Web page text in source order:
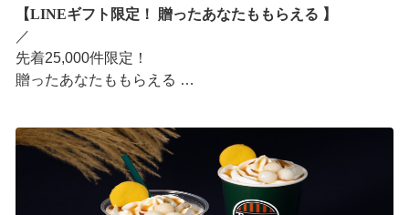
【LINEギフト限定！ 贈ったあなたももらえる ​】
／ ​
先着25,000件限定！​
贈ったあなたももらえる ​
LINEギフト限定！ タリーズデジタルギフト2,000円分を
贈ると、自分も500円分のデジタルギフトがもらえるキャ
ンペーンがス ···